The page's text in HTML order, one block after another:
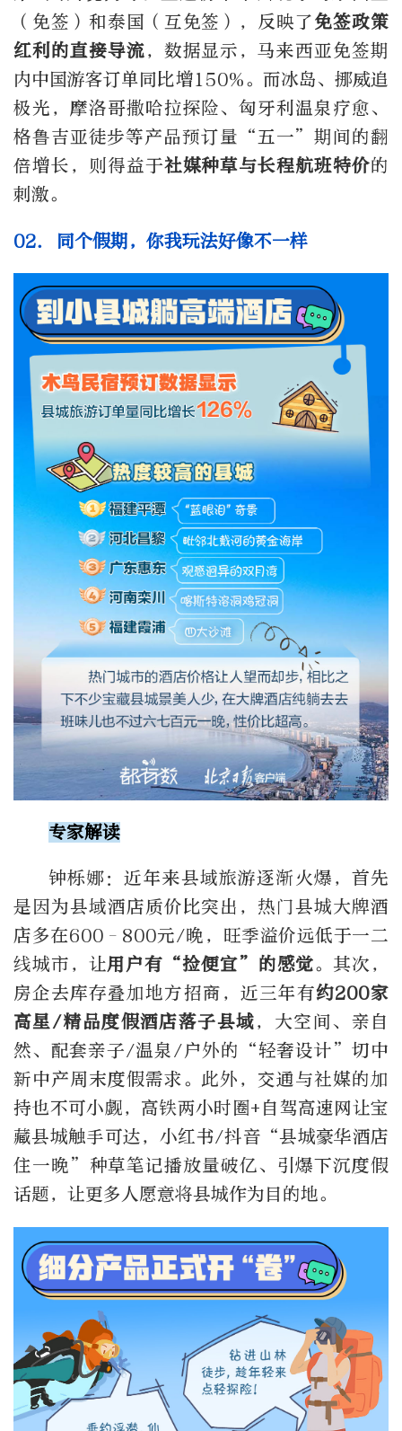
（免签）和泰国（互免签），反映了免签政策
红利的直接导流，数据显示，马来西亚免签期
内中国游客订单同比增150%。而冰岛、挪威追
极光，摩洛哥撒哈拉探险、匈牙利温泉疗愈、
格鲁吉亚徒步等产品预订量“五一”期间的翻
倍增长，则得益于社媒种草与长程航班特价的
刺激。
02. 同个假期，你我玩法好像不一样
专家解读
钟栎娜：近年来县域旅游逐渐火爆，首先
是因为县域酒店质价比突出，热门县城大牌酒
店多在600–800元/晚，旺季溢价远低于一二
线城市，让用户有 “捡便宜” 的感觉。其次，
房企去库存叠加地方招商，近三年有约200家
高星/精品度假酒店落子县域，大空间、亲自
然、配套亲子/温泉/户外的“轻奢设计”切中
新中产周末度假需求。此外，交通与社媒的加
持也不可小觑，高铁两小时圈+ 自驾高速网让宝
藏县城触手可达，小红书/抖音 “县城豪华酒店
住一晚”
种草笔记播放量破亿、引爆下沉度假
话题，让更多人愿意将县城作为目的地。